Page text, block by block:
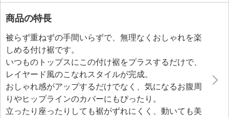
商品の特長
被らず重ねずの手間いらずで、無理なくおしゃれを楽
しめる付け裾です。
いつものトップスにこの付け裾をプラスするだけで、
レイヤード風のこなれスタイルが完成。
おしゃれ感がアップするだけでなく、気になるお腹周
りやヒップラインのカバーにもぴったり。
立ったり座ったりしても裾がずれにくく、動いても美